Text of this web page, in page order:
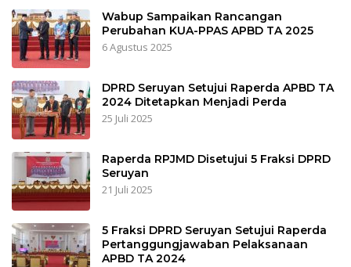
Wabup Sampaikan Rancangan
Perubahan KUA-PPAS APBD TA 2025
6 Agustus 2025
DPRD Seruyan Setujui Raperda APBD TA
2024 Ditetapkan Menjadi Perda
25 Juli 2025
Raperda RPJMD Disetujui 5 Fraksi DPRD
Seruyan
21 Juli 2025
5 Fraksi DPRD Seruyan Setujui Raperda
Pertanggungjawaban Pelaksanaan
APBD TA 2024